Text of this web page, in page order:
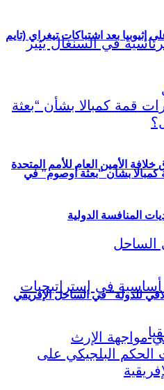
الأمين العام للأمم المتحدة
المنافسة الدولية
إثيوبيا بعد اشتباكات تيغراي (تايم
بشأن “بعثة أوصوم” في
للدولة” في الساحل الإفريقي